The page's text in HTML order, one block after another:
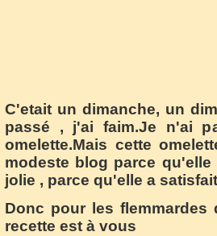
C'etait un dimanche, un
passé , j'ai faim.Je n'ai
omelette.Mais cette
modeste blog parce
jolie , parce qu'elle a
Donc pour les
recette est à vous